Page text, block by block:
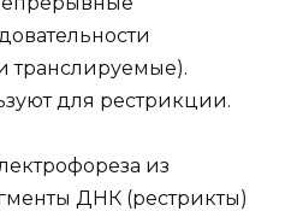
транслируемые).
для рестрикции.
из
ДНК (рестрикты)